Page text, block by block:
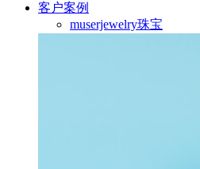
客户案例
muserjewelry珠宝